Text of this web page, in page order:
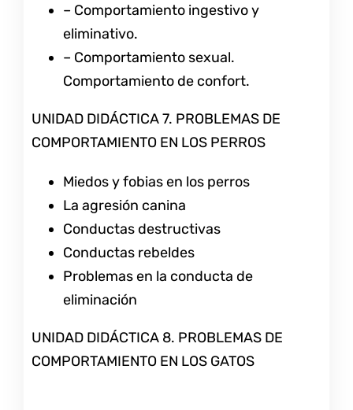
– Comportamiento ingestivo y
eliminativo.
– Comportamiento sexual.
Comportamiento de confort.
UNIDAD DIDÁCTICA 7. PROBLEMAS DE
COMPORTAMIENTO EN LOS PERROS
Miedos y fobias en los perros
La agresión canina
Conductas destructivas
Conductas rebeldes
Problemas en la conducta de
eliminación
UNIDAD DIDÁCTICA 8. PROBLEMAS DE
COMPORTAMIENTO EN LOS GATOS